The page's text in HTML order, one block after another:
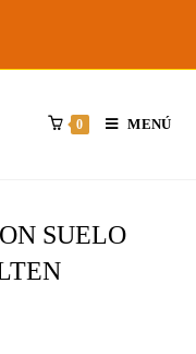
0 MENÚ
SUELO